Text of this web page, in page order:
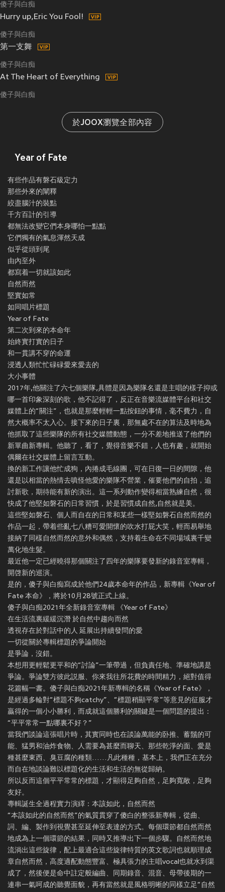
傻子與白痴
Hurry up,Eric You Fool!
傻子與白痴
第一支舞
傻子與白痴
At The Heart of Everything
傻子與白痴
於JOOX瀏覽全部內容
Year of Fate
有些作品有磐石級定力
那些外來的闡釋
絞盡腦汁的裝點
千方百計的引導
都無法改變它們本身哪怕一點點
它們獨有的氣息渾然天成
似乎從頭到尾
由內至外
都寫着一切就該如此
自然而然
堅實如常
如同唱片標題
Year of Fate
第二次到來的本命年
始終實打實的日子
和一貫講不穿的命運
浸透人類忙忙碌碌愛來愛去的
大小事體
2017年,他關注了六七個樂隊,具體是因為樂隊名還是主唱的樣子抑或
哪一首印象深刻的歌，他不記得了，反正在音樂流媒體平台和社交
媒體上的“關注”，也就是那麼輕輕一點按鈕的事情，毫不費力，自
然大概率不太入心。接下來的日子裏，那無處不在的算法及時地為
他抓取了這些樂隊的所有社交媒體動態，一分不差地推送了他們的
新單曲新專輯。他聽了，看了，覺得音樂不錯，人也有趣，就開始
偶爾在社交媒體上留言互動。
換的新工作讓他忙成狗，內捲成毛線團，可在日復一日的間隙，他
還是以相當的熱情去嗔怪他愛的樂隊不營業，催要他們的自拍，追
討新歌，期待能有新的演出。這一系列動作變得相當熟練自然，很
快成了他堅如磐石的日常習慣，於是習慣成自然,自然就是美。
這些堅如磐石、個人而自在的日常和某些一樣堅如磐石自然而然的
作品一起，帶着些亂七八糟可愛開懷的吹水打屁大笑，輕而易舉地
接納了同樣自然而然的意外和偶然，支持着生命在不同場域裏千變
萬化地生髮。
最近他一定已經曉得那個關注了四年的樂隊要發新的錄音室專輯，
開啓新的巡演。
是的，傻子與白痴寫成於他們24歲本命年的作品，新專輯《Year of
Fate 本命》，將於10月28號正式上線。
傻子與白痴2021年全新錄音室專輯 《Year of Fate》
在生活流裏緩緩沉潛 於自然中趨向而然
透視存在於對話中的人 延展出持續發問的愛
一切從關於專輯標題的爭論開始
是爭論，沒錯。
本想用更輕鬆更平和的“討論”一筆帶過，但負責任地、準確地講是
爭論。爭論雙方彼此説服、你來我往所花費的時間精力，絕對值得
花篇幅一書。傻子與白痴2021年新專輯的名稱《Year of Fate》，
是經過多輪對“標題不夠catchy”、“標題稍顯平常”等意見的征服才
贏得的一個小小勝利，而成就這個勝利的關鍵是一個問題的提出：
“平平常常一點哪裏不好？”
當我們談論這張唱片時，其實同時也在談論萬能的卧推、蓄鬚的可
能、猛男和油炸食物、人需要為甚麼而聊天、那些乾淨的面、愛是
種甚麼東西、臭豆腐的種類……凡此種種，基本上，我們正在充分
而自在地談論難以標題化的生活和生活的無從歸納。
所以反而這個平平常常的標題，才顯得足夠自然，足夠寬敞，足夠
友好。
專輯誕生全過程實力演繹：本該如此，自然而然
“本該如此的自然而然”的氣質貫穿了傻白的整張新專輯，從曲、
詞、編、製作到視覺甚至延伸至表達的方式。每個環節都自然而然
地成為上一個環節的結果，同時又推導出下一個步驟。自然而然地
流淌出這些旋律，配上最適合這些旋律特質的英文歌詞也就順理成
章自然而然，高度適配動態豐富、極具張力的主唱vocal也就水到渠
成了，然後便是命中註定般編曲、同期錄音、混音、母帶後期的一
連串一氣呵成的聽覺面貌，再有當然就是風格明晰的同樣立足“自然